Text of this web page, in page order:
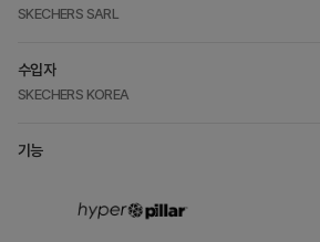
SKECHERS SARL
수입자
SKECHERS KOREA
기능